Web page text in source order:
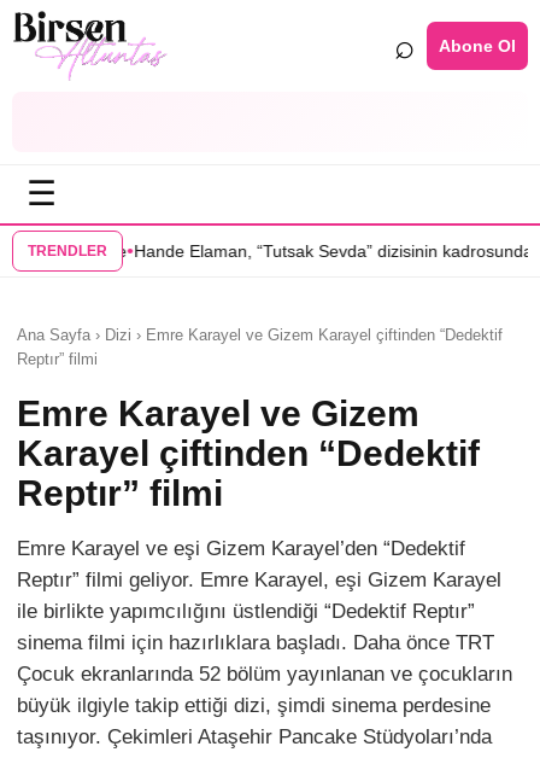
⌕ Abone Ol
☰
TRENDLER
Elaman, “Tutsak Sevda” dizisinin kadrosunda•Serenay
Ana Sayfa › Dizi › Emre Karayel ve Gizem Karayel çiftinden “Dedektif
Reptır” filmi
Emre Karayel ve Gizem
Karayel çiftinden “Dedektif
Reptır” filmi
Emre Karayel ve eşi Gizem Karayel’den “Dedektif
Reptır” filmi geliyor. Emre Karayel, eşi Gizem Karayel
ile birlikte yapımcılığını üstlendiği “Dedektif Reptır”
sinema filmi için hazırlıklara başladı. Daha önce TRT
Çocuk ekranlarında 52 bölüm yayınlanan ve çocukların
büyük ilgiyle takip ettiği dizi, şimdi sinema perdesine
taşınıyor. Çekimleri Ataşehir Pancake Stüdyoları’nda